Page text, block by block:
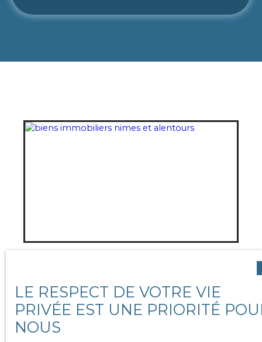
LE RESPECT DE VOTRE VIE
PRIVÉE EST UNE PRIORITÉ
NOUS